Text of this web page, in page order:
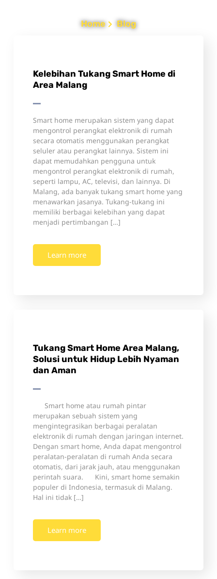
Home Blog
Kelebihan Tukang Smart Home di
Area Malang
Smart home merupakan sistem yang dapat
mengontrol perangkat elektronik di rumah
secara otomatis menggunakan perangkat
seluler atau perangkat lainnya. Sistem ini
dapat memudahkan pengguna untuk
mengontrol perangkat elektronik di rumah,
seperti lampu, AC, televisi, dan lainnya. Di
Malang, ada banyak tukang smart home yang
menawarkan jasanya. Tukang-tukang ini
memiliki berbagai kelebihan yang dapat
menjadi pertimbangan […]
Learn more
Tukang Smart Home Area Malang,
Solusi untuk Hidup Lebih Nyaman
dan Aman
Smart home atau rumah pintar
merupakan sebuah sistem yang
mengintegrasikan berbagai peralatan
elektronik di rumah dengan jaringan internet.
Dengan smart home, Anda dapat mengontrol
peralatan-peralatan di rumah Anda secara
otomatis, dari jarak jauh, atau menggunakan
perintah suara. Kini, smart home semakin
populer di Indonesia, termasuk di Malang.
Hal ini tidak […]
Learn more